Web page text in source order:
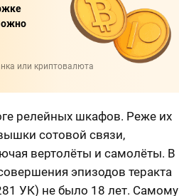
или криптовалюта
релейных шкафов. Реже их
сотовой связи,
вертолёты и самолёты. В
эпизодов теракта
УК) не было 18 лет. Самому